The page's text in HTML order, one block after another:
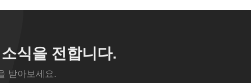
식을 전합니다.
받아보세요.